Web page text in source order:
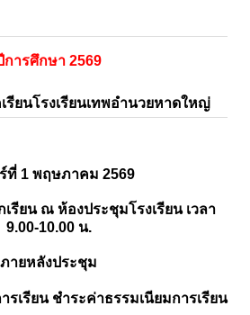
การศึกษา 2569
รียนโรงเรียนเทพอำนวยหาดใหญ่
ที่ 1 พฤษภาคม 2569
รียน ณ ห้องประชุมโรงเรียน เวลา
9.00-10.00 น.
ภายหลังประชุม
เรียน ชำระค่าธรรมเนียมการเรียน